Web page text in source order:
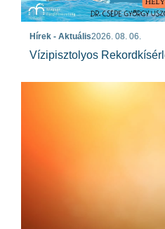
Hírek - Aktuális2026. 08. 06.
Vízipisztolyos